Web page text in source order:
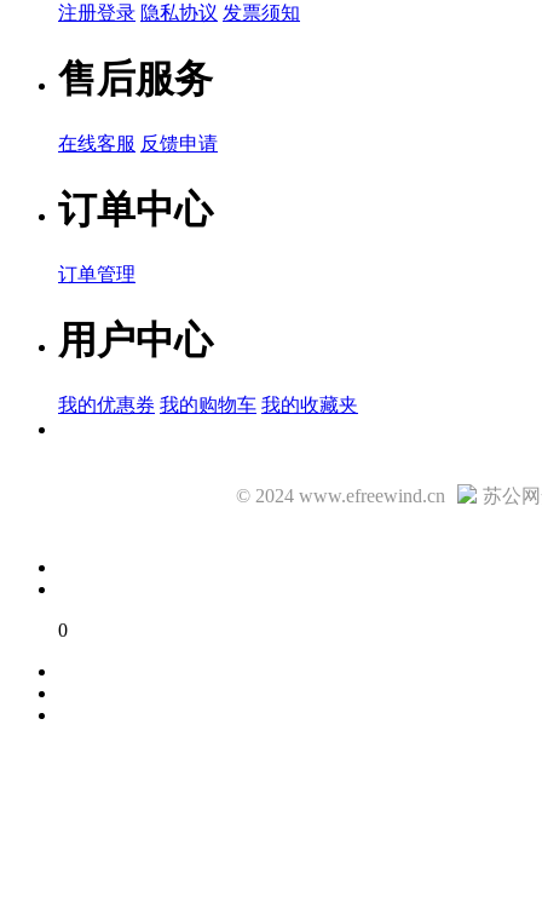
注册登录 隐私协议 发票须知
售后服务
在线客服 反馈申请
订单中心
订单管理
用户中心
我的优惠券 我的购物车 我的收藏夹
© 2024 www.efreewind.cn 苏公网
0